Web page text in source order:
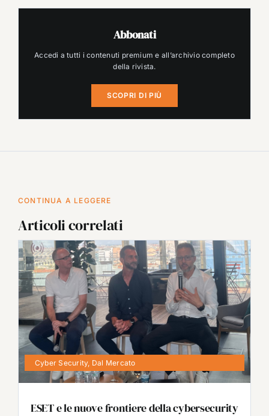
Abbonati
Accedi a tutti i contenuti premium e all’archivio completo
della rivista.
SCOPRI DI PIÙ
CONTINUA A LEGGERE
Articoli correlati
Cyber Security, Dal Mercato
ESET e le nuove frontiere della cybersecurity